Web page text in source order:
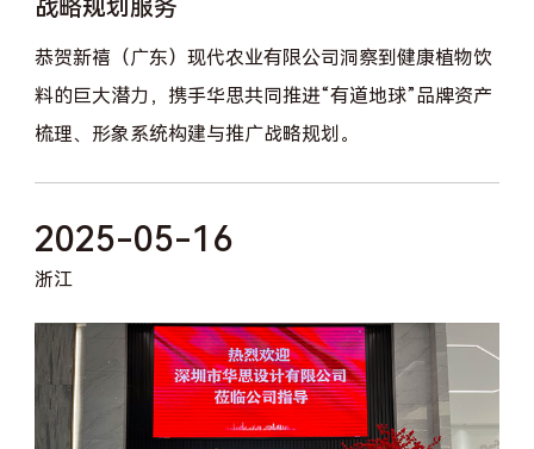
战略规划服务
恭贺新禧（广东）现代农业有限公司洞察到健康植物饮
料的巨大潜力，携手华思共同推进“有道地球”品牌资产
梳理、形象系统构建与推广战略规划。
2025-05-16
浙江